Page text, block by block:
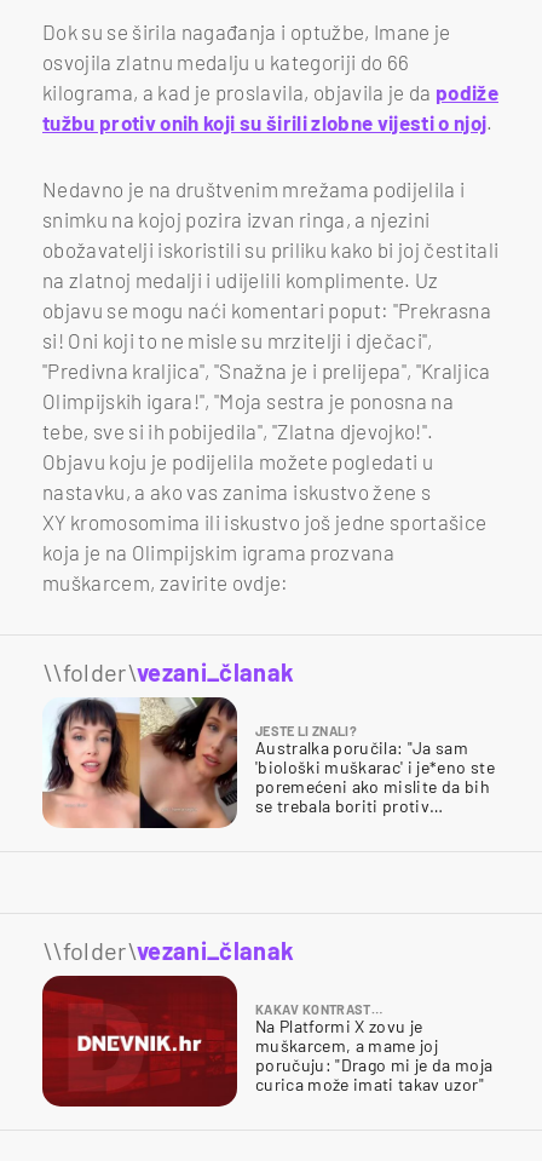
Dok su se širila nagađanja i optužbe, Imane je
osvojila zlatnu medalju u kategoriji do 66
kilograma, a kad je proslavila, objavila je da podiže
tužbu protiv onih koji su širili zlobne vijesti o njoj.
Nedavno je na društvenim mrežama podijelila i
snimku na kojoj pozira izvan ringa, a njezini
obožavatelji iskoristili su priliku kako bi joj čestitali
na zlatnoj medalji i udijelili komplimente. Uz
objavu se mogu naći komentari poput: "Prekrasna
si! Oni koji to ne misle su mrzitelji i dječaci",
"Predivna kraljica", "Snažna je i prelijepa", "Kraljica
Olimpijskih igara!", "Moja sestra je ponosna na
tebe, sve si ih pobijedila", "Zlatna djevojko!".
Objavu koju je podijelila možete pogledati u
nastavku, a ako vas zanima iskustvo žene s
XY kromosomima ili iskustvo još jedne sportašice
koja je na Olimpijskim igrama prozvana
muškarcem, zavirite ovdje:
\\folder\vezani_članak
JESTE LI ZNALI?
Australka poručila: "Ja sam
'biološki muškarac' i je*eno ste
poremećeni ako mislite da bih
se trebala boriti protiv
\\folder\vezani_članak
KAKAV KONTRAST…
Na Platformi X zovu je
muškarcem, a mame joj
poručuju: "Drago mi je da moja
curica može imati takav uzor"